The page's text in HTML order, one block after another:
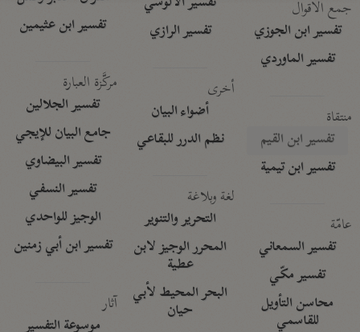
جمع الأقوال
تفسير ابن الجوزي
تفسير الماوردي
منتقاة
تفسير ابن القيم
تفسير ابن تيمية
عامّة
تفسير السمعاني
تفسير مكّي
محاسن التأويل
للقاسمي
تفسير الرازي
أخرى
أضواء البيان
نظم الدرر للبقاعي
لغة وبلاغة
التحرير والتنوير
المحرر الوجيز لابن
عطية
البحر المحيط لأبي
حيان
تفسير ابن عثيمين
مركَّزة العبارة
تفسير الجلالين
جامع البيان للإيجي
تفسير البيضاوي
تفسير النسفي
الوجيز للواحدي
تفسير ابن أبي زمنين
آثار
موسوعة التفسير